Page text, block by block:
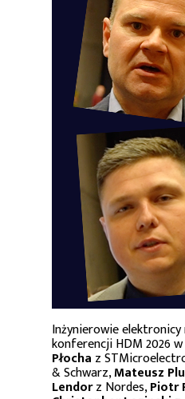
Inżynierowie
konferencji HDM 2026
Płocha z
& Schwarz,Mateusz
Lendorz Nordes,Piotr